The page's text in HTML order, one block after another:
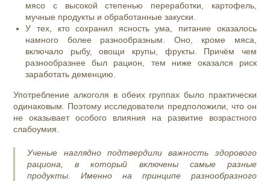
мясо с высокой степенью переработки, картофель,
мучные продукты и обработанные закуски.
У тех, кто сохранил ясность ума, питание оказалось
намного более разнообразным. Оно, кроме мяса,
включало рыбу, овощи крупы, фрукты. Причём чем
разнообразнее был рацион, тем ниже оказался риск
заработать деменцию.
Употребление алкоголя в обеих группах было практически
одинаковым. Поэтому исследователи предположили, что он
не оказывает особого влияния на развитие возрастного
слабоумия.
Ученые наглядно подтвердили важность здорового
рациона, в который включены самые разные
продукты. Именно на принципе разнообразного